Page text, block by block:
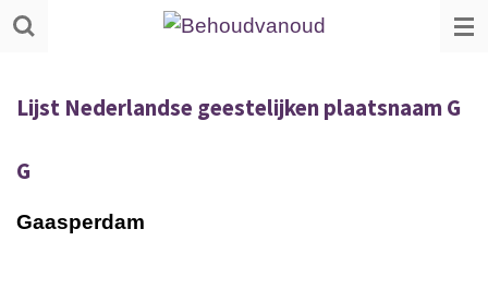
Ga
de
Lijst Nederlandse geestelijken plaatsnaam G
G
Gaasperdam